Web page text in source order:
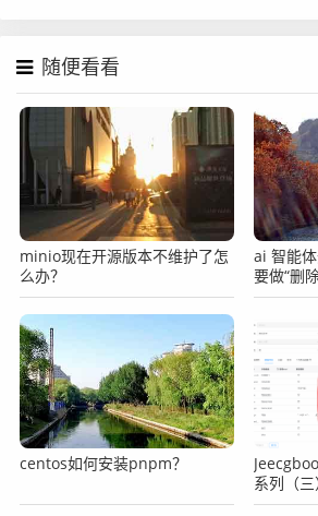
export HADOOP_CLASSPATH=/
3.5/etc/hadoop:/home/pubserver/
e/hadoop/common/lib/*:/home/
5/share/hadoop/common/*:/home/
3.5/share/hadoop/hdfs:/home/
5/share/hadoop/hdfs/lib/*:/home/
3.3.5/share/hadoop/hdfs/*:/home/
3.3.5/share/hadoop/mapreduce/*:/
doop-3.3.5/share/hadoop/yarn:/
op-3.3.5/share/hadoop/yarn/lib/*:/
hadoop-3.3.5/share/hadoop/yarn/*
随便看看
minio现在开源版本不维护了怎
么办？
ai 智能
要做“删
使用”？
centos如何安装pnpm？
系列（
表单字